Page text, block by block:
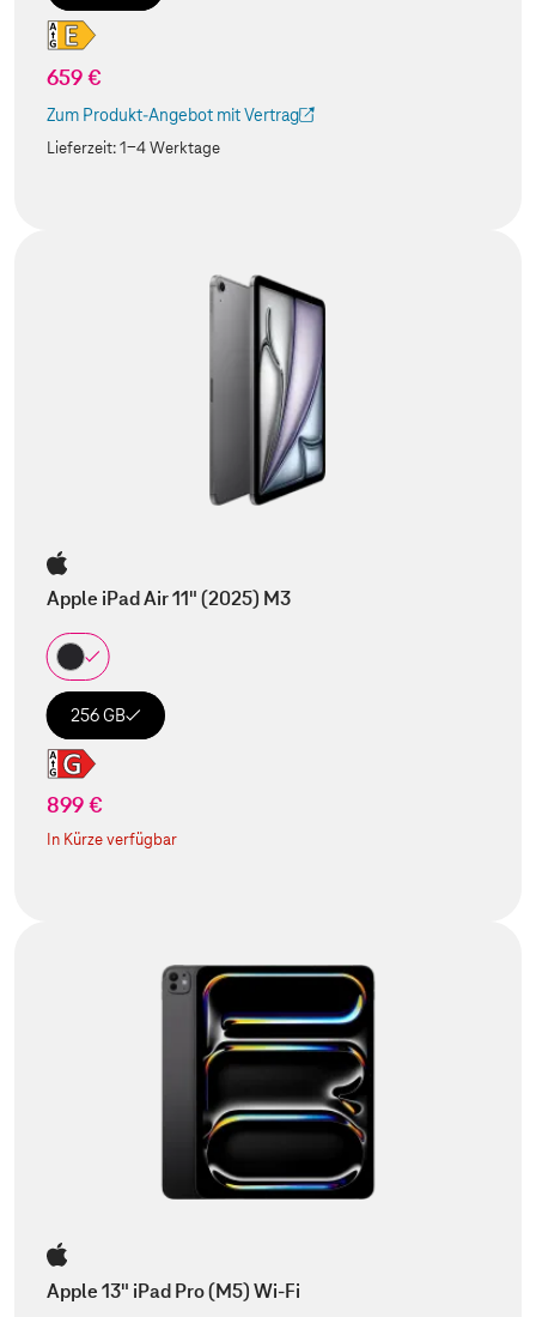
659 €
Zum Produkt-Angebot mit Vertrag
(Der Link wird in einem neuen Tab geöffnet)
Lieferzeit:1-4 Werktage
Apple iPad Air 11" (2025) M3
256 GB
899 €
In Kürze verfügbar
Apple 13" iPad Pro (M5) Wi-Fi